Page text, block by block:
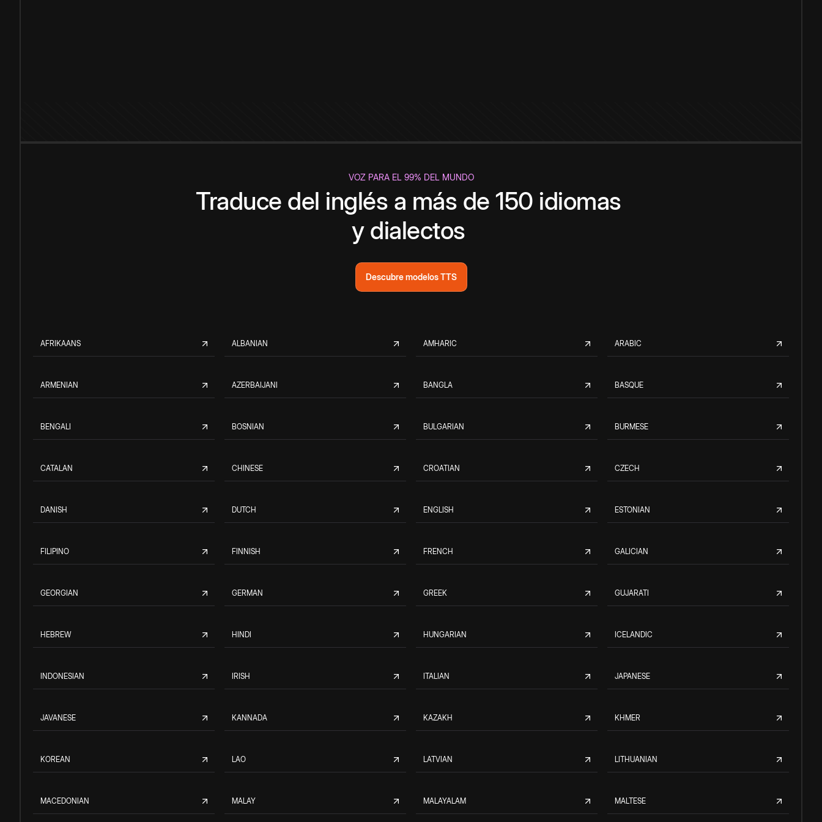
VOZ PARA EL 99% DEL MUNDO
Traduce del inglés a más de 150 idiomas
y dialectos
Descubre modelos TTS
AFRIKAANS ALBANIAN AMHARIC ARABIC
ARMENIAN AZERBAIJANI BANGLA BASQUE
BENGALI BOSNIAN BULGARIAN BURMESE
CATALAN CHINESE CROATIAN CZECH
DANISH DUTCH ENGLISH ESTONIAN
FILIPINO FINNISH FRENCH GALICIAN
GEORGIAN GERMAN GREEK GUJARATI
HEBREW HINDI HUNGARIAN ICELANDIC
INDONESIAN IRISH ITALIAN JAPANESE
JAVANESE KANNADA KAZAKH KHMER
KOREAN LAO LATVIAN LITHUANIAN
MACEDONIAN MALAY MALAYALAM MALTESE